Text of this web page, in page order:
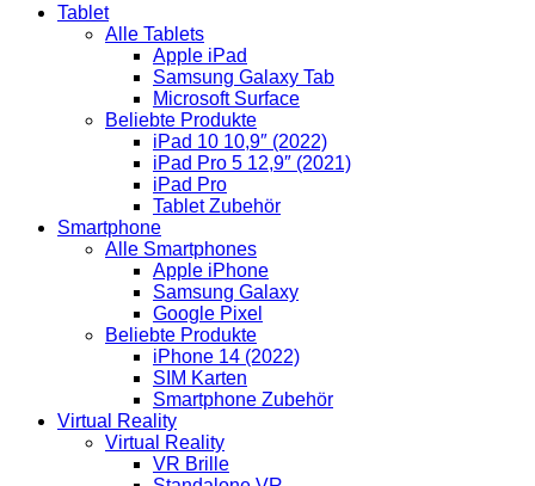
Tablet
Alle Tablets
Apple iPad
Samsung Galaxy Tab
Microsoft Surface
Beliebte Produkte
iPad 10 10,9″ (2022)
iPad Pro 5 12,9″ (2021)
iPad Pro
Tablet Zubehör
Smartphone
Alle Smartphones
Apple iPhone
Samsung Galaxy
Google Pixel
Beliebte Produkte
iPhone 14 (2022)
SIM Karten
Smartphone Zubehör
Virtual Reality
Virtual Reality
VR Brille